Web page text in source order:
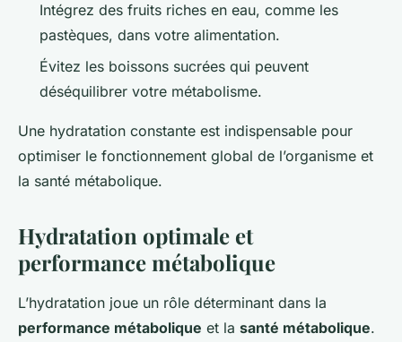
Intégrez des fruits riches en eau, comme les
pastèques, dans votre alimentation.
Évitez les boissons sucrées qui peuvent
déséquilibrer votre métabolisme.
Une hydratation constante est indispensable pour
optimiser le fonctionnement global de l’organisme et
la santé métabolique.
Hydratation optimale et
performance métabolique
L’hydratation joue un rôle déterminant dans la
performance métabolique et la santé métabolique.